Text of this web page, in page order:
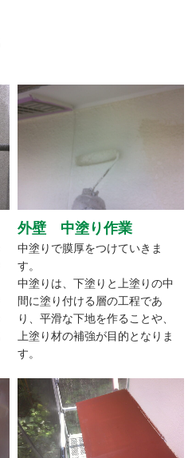
外壁 中塗り作業
中塗りで膜厚をつけていきま
す。
中塗りは、下塗りと上塗りの中
間に塗り付ける層の工程であ
り、平滑な下地を作ることや、
上塗り材の補強が目的となりま
す。